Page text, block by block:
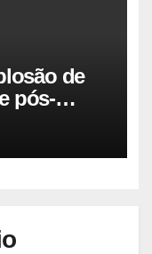
de
pós-
dos